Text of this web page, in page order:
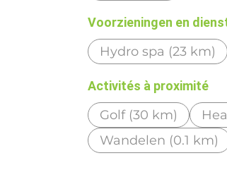
Voorzieningen en
Hydro spa (23 km)
Activités à proximité
Golf (30 km)
Wandelen (0.1 km)